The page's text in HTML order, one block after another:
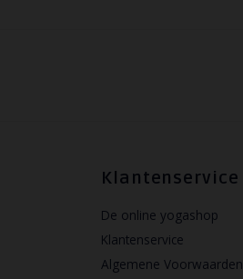
Klantenservice
De online yogashop
Klantenservice
Algemene Voorwaarden